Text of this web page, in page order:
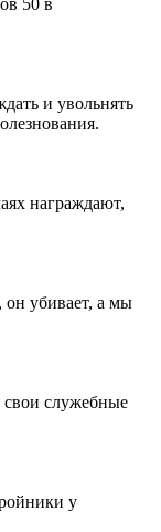
50 в
и увольнять
награждают,
он убивает, а мы
свои служебные
у